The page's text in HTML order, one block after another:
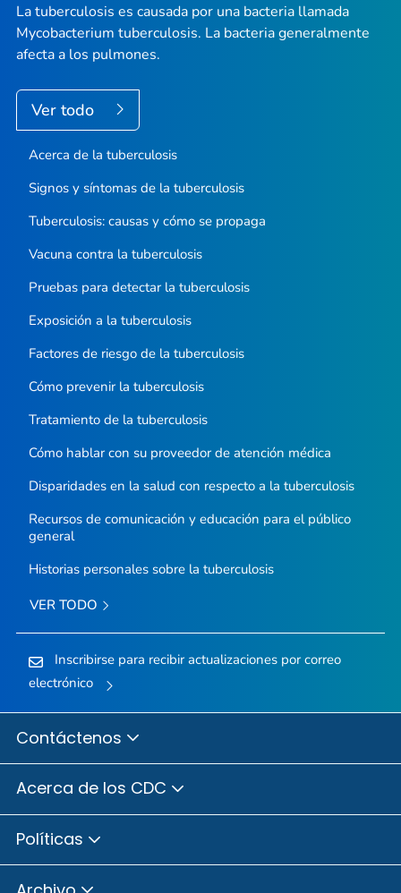
La tuberculosis es causada por una bacteria llamada
Mycobacterium tuberculosis. La bacteria generalmente
afecta a los pulmones.
Ver todo
Acerca de la tuberculosis
Signos y síntomas de la tuberculosis
Tuberculosis: causas y cómo se propaga
Vacuna contra la tuberculosis
Pruebas para detectar la tuberculosis
Exposición a la tuberculosis
Factores de riesgo de la tuberculosis
Cómo prevenir la tuberculosis
Tratamiento de la tuberculosis
Cómo hablar con su proveedor de atención médica
Disparidades en la salud con respecto a la tuberculosis
Recursos de comunicación y educación para el público
general
Historias personales sobre la tuberculosis
VER TODO
Inscribirse para recibir actualizaciones por correo
electrónico
Contáctenos
Acerca de los CDC
Políticas